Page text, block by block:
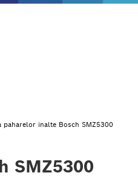
paharelor inalte Bosch SMZ5300
SMZ5300